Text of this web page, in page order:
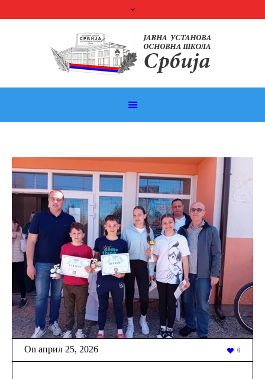
On април 25, 2026 0